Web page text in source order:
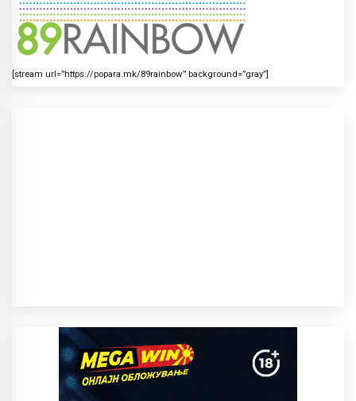
[stream url=”https://popara.mk/89rainbow” background=”gray”]